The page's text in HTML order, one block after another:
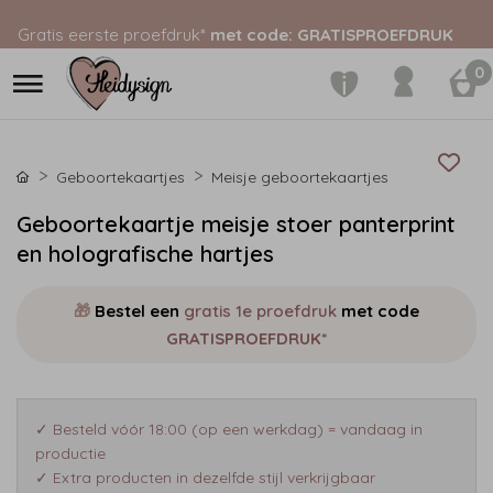
Gratis eerste proefdruk* met code: GRATISPROEFDRUK
0
Geboortekaartjes Meisje geboortekaartjes
Geboortekaartje meisje stoer panterprint
en holografische hartjes
🎁 Bestel een gratis 1e proefdruk met code
GRATISPROEFDRUK*
✓ Besteld vóór 18:00 (op een werkdag) = vandaag in
productie
✓ Extra producten in dezelfde stijl verkrijgbaar